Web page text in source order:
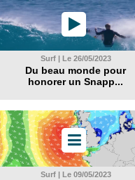
Surf | Le 26/05/2023
Du beau monde pour
honorer un Snapp...
Surf | Le 09/05/2023